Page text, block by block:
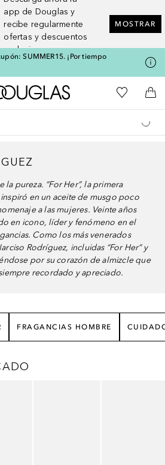
app de Douglas y
recibe regularmente
ofertas y descuentos
exclusivos
MOSTRAR
SUMMER15. ¡Por tiempo
A Douglas HomeMi lista de
A
la pureza. “For Her”, la primera
en un aceite de musgo poco
a las mujeres. Veinte años
en icono, líder y fenómeno en el
Como los más venerados
Rodríguez, incluidas “For Her” y
por su corazón de almizcle que
recordado y apreciado.
FRAGANCIAS HOMBRE